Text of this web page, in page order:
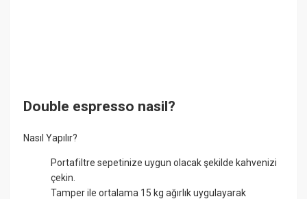
Double espresso nasil?
Nasıl Yapılır?
Portafiltre sepetinize uygun olacak şekilde kahvenizi
çekin.
Tamper ile ortalama 15 kg ağırlık uygulayarak